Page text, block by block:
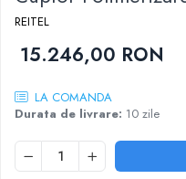
Disc Nano Compozit
Disc PMMA Eldy Plus
hs-opaque
Sablatoare
Soclatoare
REITEL
15.246,00 RON
LA COMANDA
Durata de livrare: 10 zile